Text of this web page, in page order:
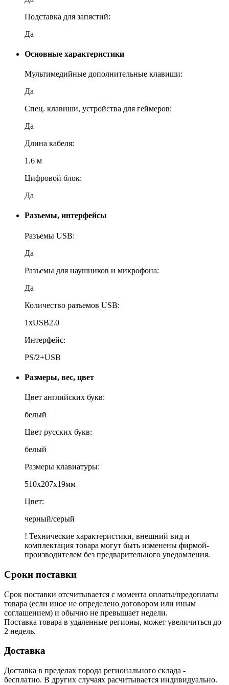
Подставка для запястий:
Да
Основные характеристики
Мультимедийные дополнительные клавиши:
Да
Спец. клавиши, устройства для геймеров:
Да
Длина кабеля:
1.6 м
Цифровой блок:
Да
Разъемы, интерфейсы
Разъемы USB:
Да
Разъемы для наушников и микрофона:
Да
Количество разъемов USB:
1xUSB2.0
Интерфейс:
PS/2+USB
Размеры, вес, цвет
Цвет английских букв:
белый
Цвет русских букв:
белый
Размеры клавиатуры:
510x207x19мм
Цвет:
черный/серый
! Технические характеристики, внешний вид и
комплектация товара могут быть изменены фирмой-
производителем без предварительного уведомления.
Сроки поставки
Срок поставки отсчитывается с момента оплаты/предоплаты
товара (если иное не определено договором или иным
соглашением) и обычно не превышает недели.
Поставка товара в удаленные регионы, может увеличиться до
2 недель.
Доставка
Доставка в пределах города регионального склада -
бесплатно. В других случаях расчитывается индивидуально.